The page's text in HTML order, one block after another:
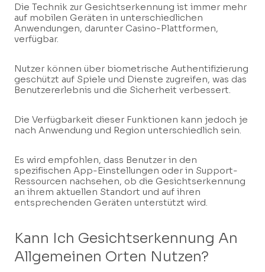
Die Technik zur Gesichtserkennung ist immer mehr
auf mobilen Geräten in unterschiedlichen
Anwendungen, darunter Casino-Plattformen,
verfügbar.
Nutzer können über biometrische Authentifizierung
geschützt auf Spiele und Dienste zugreifen, was das
Benutzererlebnis und die Sicherheit verbessert.
Die Verfügbarkeit dieser Funktionen kann jedoch je
nach Anwendung und Region unterschiedlich sein.
Es wird empfohlen, dass Benutzer in den
spezifischen App-Einstellungen oder in Support-
Ressourcen nachsehen, ob die Gesichtserkennung
an ihrem aktuellen Standort und auf ihren
entsprechenden Geräten unterstützt wird.
Kann Ich Gesichtserkennung An
Allgemeinen Orten Nutzen?